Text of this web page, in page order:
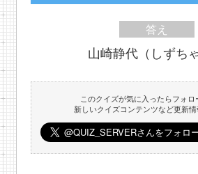
答え
山崎静代（しずち
このクイズが気に入ったらフォロ
新しいクイズコンテンツなど更新